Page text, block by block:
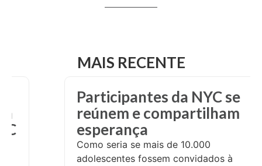
MAIS RECENTE
à
Participantes da NYC se
reúnem e compartilham
esperança
Como seria se mais de 10.000
adolescentes fossem convidados à